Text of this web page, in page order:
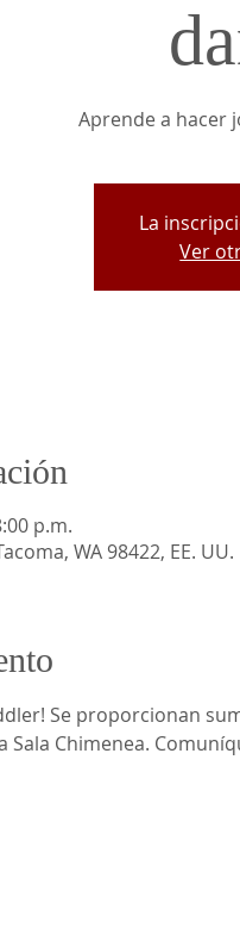
Aprende a hacer
La
Ver
p.m.
WA 98422, EE. UU.
Se proporcionan
Chimenea.